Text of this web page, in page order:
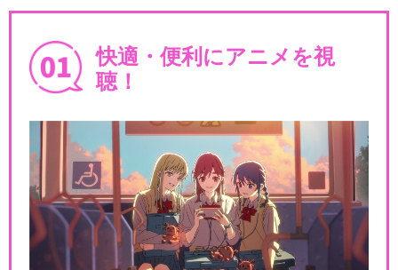
快適・便利にアニメを視
聴！